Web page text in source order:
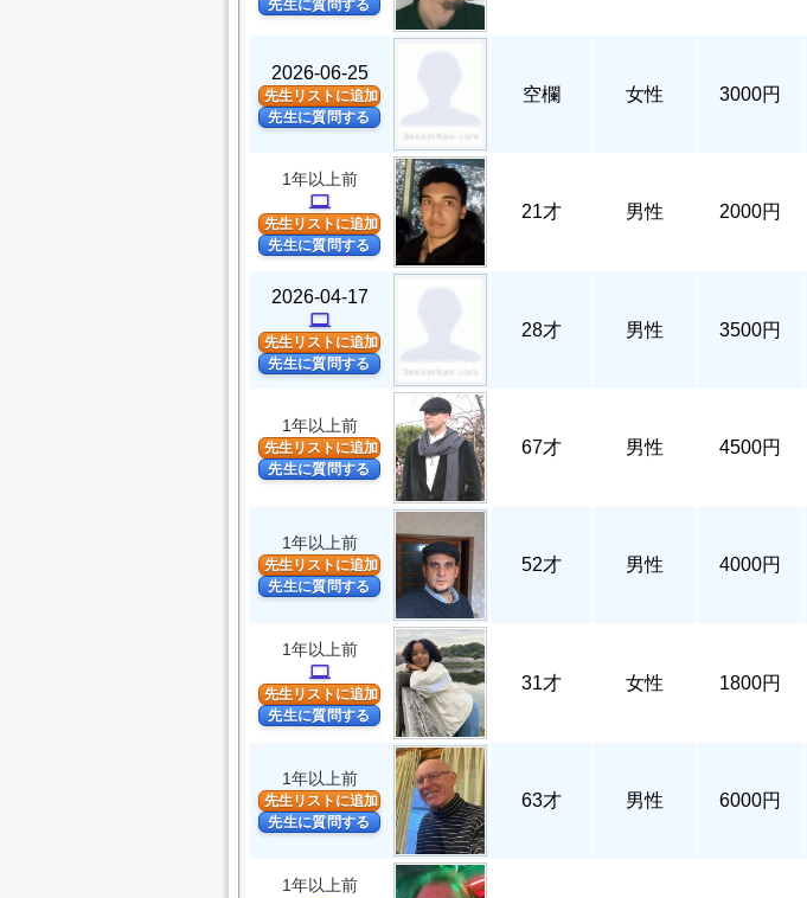
先生に質問する
2026-06-25
先生リストに追加
先生に質問する
空欄 女性 3000円
1年以上前
computer
先生リストに追加
先生に質問する
21才 男性 2000円
2026-04-17
computer
先生リストに追加
先生に質問する
28才 男性 3500円
1年以上前
先生リストに追加
先生に質問する
67才 男性 4500円
1年以上前
先生リストに追加
先生に質問する
52才 男性 4000円
1年以上前
computer
先生リストに追加
先生に質問する
31才 女性 1800円
1年以上前
先生リストに追加
先生に質問する
63才 男性 6000円
1年以上前